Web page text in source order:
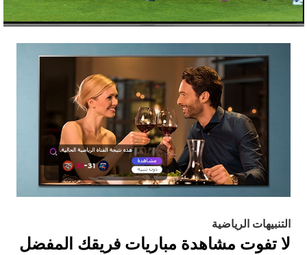
التنبيهات الرياضية
لا تفوت مشاهدة مباريات فريقك المفضل